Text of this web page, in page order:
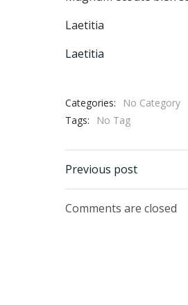
Laetitia
Laetitia
Categories:
No Category
Tags:
No Tag
de
Previous post
Comments are closed